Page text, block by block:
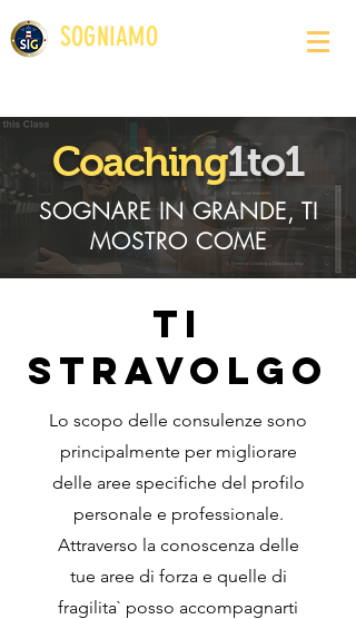
SOGNIAMOIN GRANDE
Coaching1to1
SOGNARE IN GRANDE, TI
MOSTRO COME
ti
stravolgo
Lo scopo delle consulenze sono
principalmente per migliorare
delle aree specifiche del profilo
personale e professionale.
Attraverso la conoscenza delle
tue aree di forza e quelle di
fragilita` posso accompagnarti